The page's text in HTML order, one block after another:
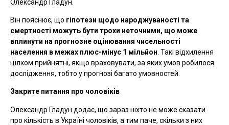
Олександр Гладун.
Він пояснює, що гіпотези щодо народжуваності та
смертності можуть бути трохи неточними, що може
вплинути на прогнозне оцінювання чисельності
населення в межах плюс-мінус 1 мільйон . Такі відхилення
цілком прийнятні, якщо враховувати, за яких умов робилося
дослідження, тобто у прогнозі багато умовностей.
Закрите питання про чоловіків
Олександр Гладун додає, що зараз ніхто не може сказати
про кількість в Україні чоловіків, а тим паче, скільки з них